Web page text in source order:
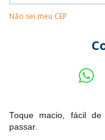
Não sei meu CEP
Toque macio, fácil
passar.